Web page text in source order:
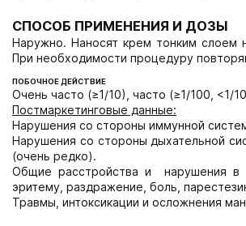
СПОСОБ ПРИМЕНЕНИЯ И ДОЗЫ
Наружно. Наносят крем тонким слоем
При необходимости процедуру
ПОБОЧНОЕ ДЕЙСТВИЕ
Очень часто (≥1/10), часто (≥1/100, <1/
Постмаркетинговые данные:
Нарушения со стороны иммунной
Нарушения со стороны дыхательной
(очень редко).
Общие расстройства и нарушения в
эритему, раздражение, боль,
Травмы, интоксикации и осложнения